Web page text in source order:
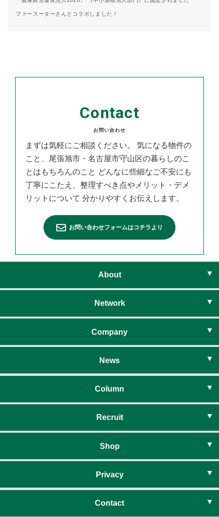
ファースーターさんとコラボしました！
Contact
お問い合わせ
まずは気軽にご相談ください。
気になる物件の
こと、尾張旭市・名古屋市守山区の暮らしのこ
とはもちろんのこと どんなに些細なご不安にも
丁寧にこたえ、整理すべき点やメリット・デメ
リットについて 分かりやすくお伝えします。
お問い合わせフォームはコチラより
About
ライフベイシスとは
Network
住まいのネットワーク
Company
社長挨拶
経営理念
会社概要
News
お知らせ
Column
暮らしのコラム
暮らしのイベント
Recruit
新卒採用
Shop
ハウスドゥ尾張旭
ハウスドゥ尾張旭 サテライト
Privacy
プライバシーポリシー
Contact